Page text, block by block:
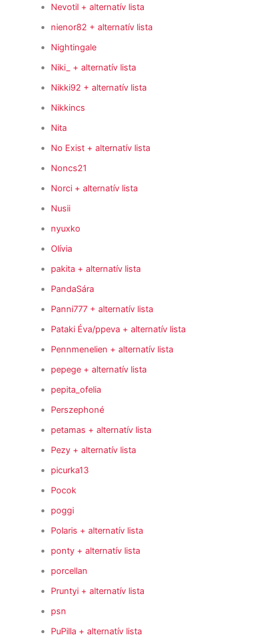
Nevotil + alternatív lista
nienor82 + alternatív lista
Nightingale
Niki_ + alternatív lista
Nikki92 + alternatív lista
Nikkincs
Nita
No Exist + alternatív lista
Noncs21
Norci + alternatív lista
Nusii
nyuxko
Olívia
pakita + alternatív lista
PandaSára
Panni777 + alternatív lista
Pataki Éva/ppeva + alternatív lista
Pennmenelien + alternatív lista
pepege + alternatív lista
pepita_ofelia
Perszephoné
petamas + alternatív lista
Pezy + alternatív lista
picurka13
Pocok
poggi
Polaris + alternatív lista
ponty + alternatív lista
porcellan
Pruntyi + alternatív lista
psn
PuPilla + alternatív lista